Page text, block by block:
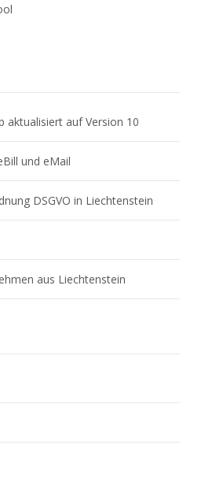
aktualisiert auf Version 10
und eMail
DSGVO in Liechtenstein
aus Liechtenstein